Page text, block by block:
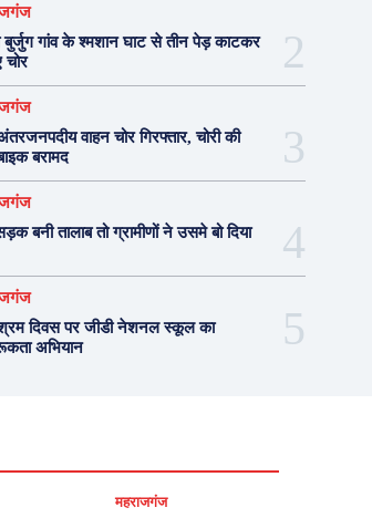
बुर्जुग गांव के श्मशान घाट से तीन पेड़ काटकर
वाहन चोर गिरफ्तार, चोरी की
बरामद
बनी तालाब तो ग्रामीणों ने उसमे बो दिया
दिवस पर जीडी नेशनल स्कूल का
अभियान
महराजगंज